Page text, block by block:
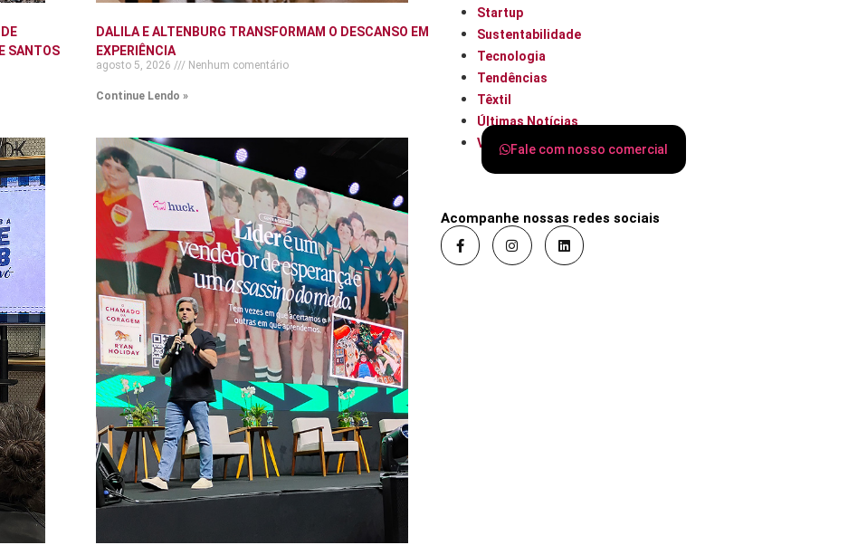
SANTOS
DALILA E ALTENBURG TRANSFORMAM O DESCANSO EM
EXPERIÊNCIA
agosto 5, 2026 Nenhum comentário
Continue Lendo »
Startup
Sustentabilidade
Tecnologia
Tendências
Têxtil
Últimas Notícias
VarejoFale com nosso comercial
Acompanhe nossas redes sociais